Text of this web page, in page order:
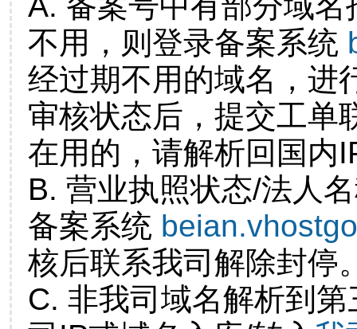
不用，则登录备案系统
经过期不用的域名，进
审核状态后，提交工单
在用的，请解析回国内
B. 营业执照状态/法人
备案系统
核后联系我司解除封停
C. 非我司域名解析到